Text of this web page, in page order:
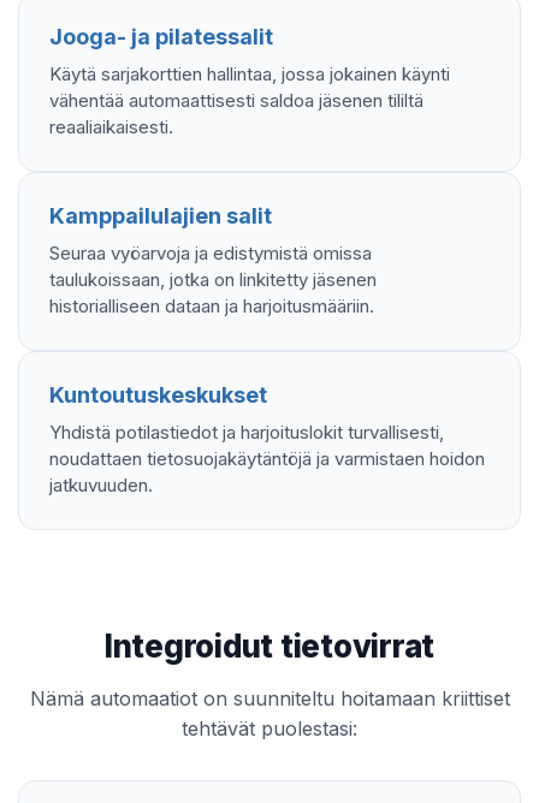
Jooga- ja pilatessalit
Käytä sarjakorttien hallintaa, jossa jokainen käynti
vähentää automaattisesti saldoa jäsenen tililtä
reaaliaikaisesti.
Kamppailulajien salit
Seuraa vyöarvoja ja edistymistä omissa
taulukoissaan, jotka on linkitetty jäsenen
historialliseen dataan ja harjoitusmääriin.
Kuntoutuskeskukset
Yhdistä potilastiedot ja harjoituslokit turvallisesti,
noudattaen tietosuojakäytäntöjä ja varmistaen hoidon
jatkuvuuden.
Integroidut tietovirrat
Nämä automaatiot on suunniteltu hoitamaan kriittiset
tehtävät puolestasi: